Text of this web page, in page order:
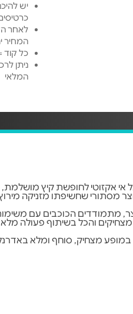
יש
לאחר
המחיר
כל קוד
המלאי
אי אקזוטי לחופשת קיץ מושלמת,
מסתורי שחשיפתו מזניקה
מתמודדים הכוכבים עם
והכל בשיתוף פעולה
מצחיק, סוחף ומלא